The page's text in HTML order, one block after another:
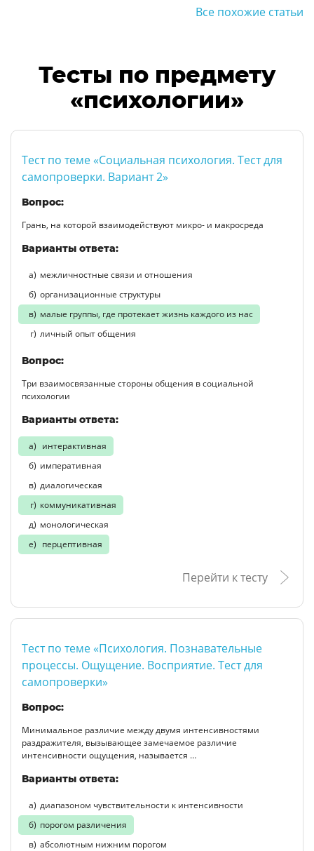
Все похожие статьи
Тесты по предмету
«психологии»
Тест по теме «Социальная психология. Тест для
самопроверки. Вариант 2»
Вопрос:
Грань, на которой взаимодействуют микро- и макросреда
Варианты ответа:
межличностные связи и отношения
организационные структуры
малые группы, где протекает жизнь каждого из нас
личный опыт общения
Вопрос:
Три взаимосвязанные стороны общения в социальной
психологии
Варианты ответа:
интерактивная
императивная
диалогическая
коммуникативная
монологическая
перцептивная
Перейти к тесту
Тест по теме «Психология. Познавательные
процессы. Ощущение. Восприятие. Тест для
самопроверки»
Вопрос:
Минимальное различие между двумя интенсивностями
раздражителя, вызывающее замечаемое различие
интенсивности ощущения, называется …
Варианты ответа:
диапазоном чувствительности к интенсивности
порогом различения
абсолютным нижним порогом